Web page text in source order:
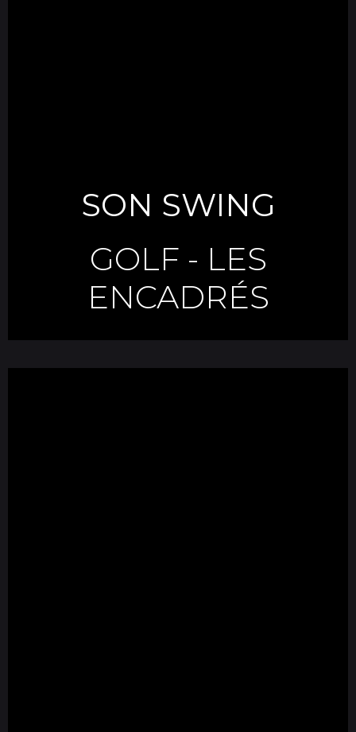
SON SWING
GOLF - LES
ENCADRÉS